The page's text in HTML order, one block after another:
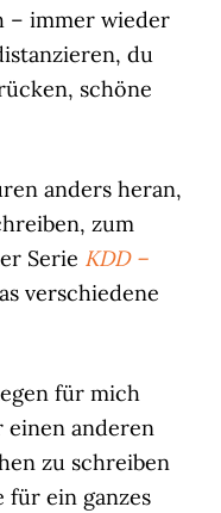
– immer wieder
du
schöne
anders heran,
zum
Serie KDD –
verschiedene
für mich
einen anderen
zu schreiben
für ein ganzes